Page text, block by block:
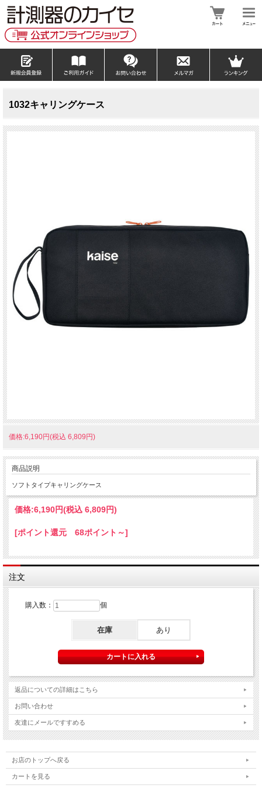
1032キャリングケース
価格:6,190円(税込 6,809円)
商品説明
ソフトタイプキャリングケース
価格:6,190円(税込 6,809円)
[ポイント還元 68ポイント～]
注文
購入数： 個
在庫 あり
返品についての詳細はこちら
お問い合わせ
友達にメールですすめる
お店のトップへ戻る
カートを見る